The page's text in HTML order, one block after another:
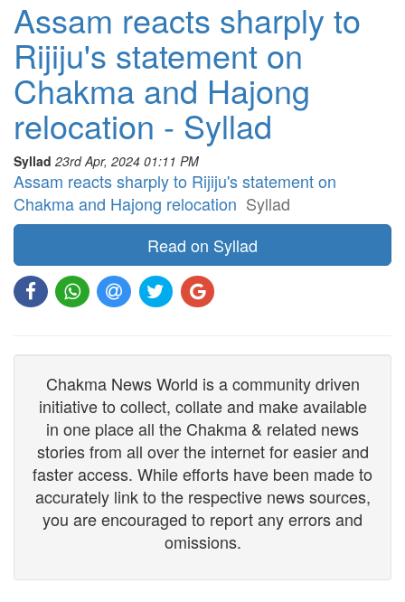
Assam reacts sharply to
Rijiju's statement on
Chakma and Hajong
relocation - Syllad
Syllad 23rd Apr, 2024 01:11 PM
Assam reacts sharply to Rijiju's statement on
Chakma and Hajong relocation Syllad
Read on Syllad
Chakma News World is a community driven
initiative to collect, collate and make available
in one place all the Chakma & related news
stories from all over the internet for easier and
faster access. While efforts have been made to
accurately link to the respective news sources,
you are encouraged to report any errors and
omissions.